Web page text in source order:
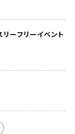
ーフリーイベント